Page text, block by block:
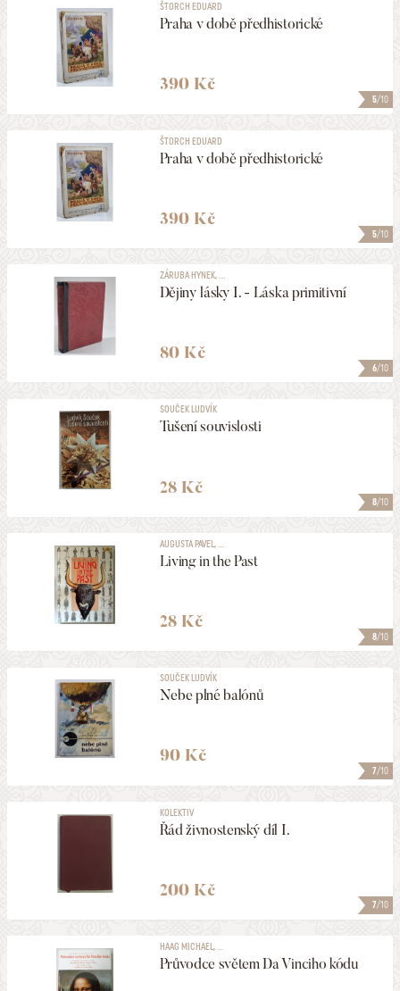
5/10
ŠTORCH EDUARD
Praha v době předhistorické
390 Kč
5/10
ŠTORCH EDUARD
Praha v době předhistorické
390 Kč
6/10
ZÁRUBA HYNEK, ...
Dějiny lásky I. - Láska primitivní
80 Kč
8/10
SOUČEK LUDVÍK
Tušení souvislosti
28 Kč
8/10
AUGUSTA PAVEL, ...
Living in the Past
28 Kč
7/10
SOUČEK LUDVÍK
Nebe plné balónů
90 Kč
7/10
KOLEKTIV
Řád živnostenský díl I.
200 Kč
HAAG MICHAEL, ...
Průvodce světem Da Vinciho kódu